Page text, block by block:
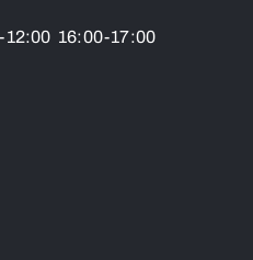
12:00 16:00-17:00